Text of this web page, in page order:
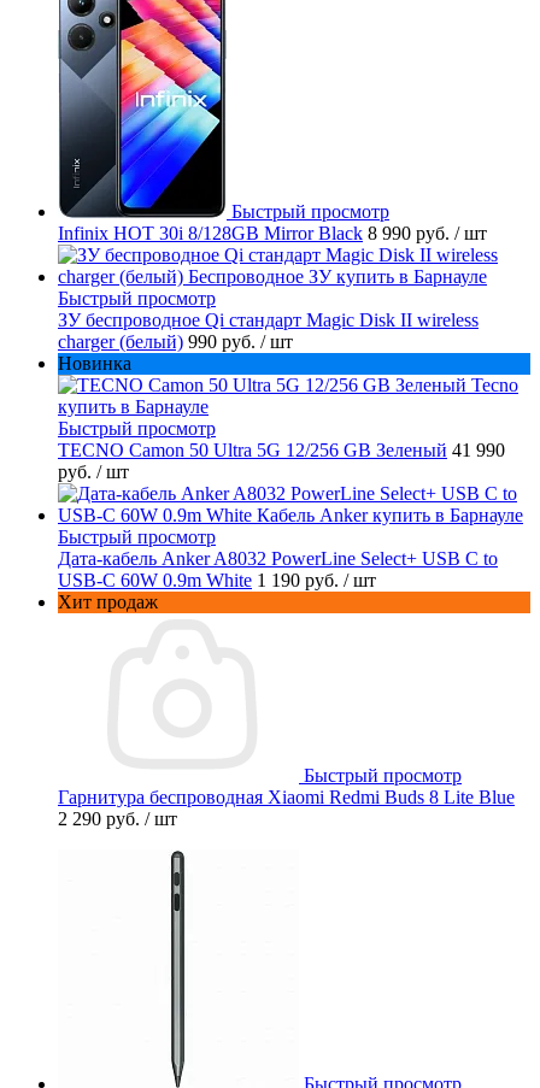
Быстрый просмотр
Infinix HOT 30i 8/128GB Mirror Black 8 990 руб. / шт
Быстрый просмотр
ЗУ беспроводное Qi стандарт Magic Disk II wireless
charger (белый) 990 руб. / шт
Новинка
Быстрый просмотр
TECNO Camon 50 Ultra 5G 12/256 GB Зеленый 41 990
руб. / шт
Быстрый просмотр
Дата-кабель Anker A8032 PowerLine Select+ USB C to
USB-C 60W 0.9m White 1 190 руб. / шт
Хит продаж
Быстрый просмотр
Гарнитура беспроводная Xiaomi Redmi Buds 8 Lite Blue
2 290 руб. / шт